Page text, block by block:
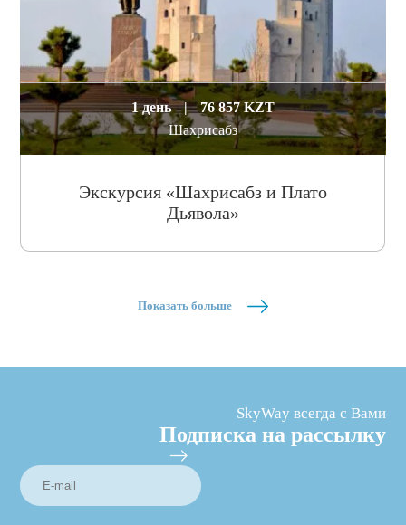
1 день |
76 857 KZT
Шахрисабз
Экскурсия «Шахрисабз и Плато
Дьявола»
Показать больше
SkyWay всегда с Вами
Подписка на рассылку